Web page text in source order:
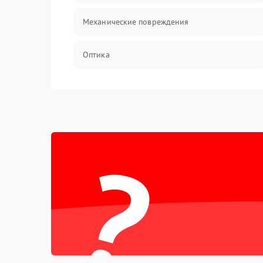
Механические повреждения
Оптика
?